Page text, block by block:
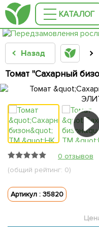
КАТАЛОГ
Назад
Томат "Сахарный
0 отзывов
(общий рейтинг: 0)
Артикул : 35820